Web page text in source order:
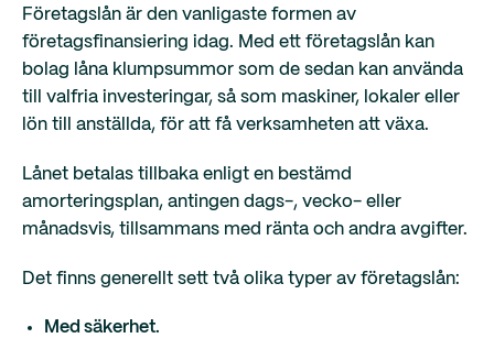
Företagslån är den vanligaste formen av
företagsfinansiering idag. Med ett företagslån kan
bolag låna klumpsummor som de sedan kan använda
till valfria investeringar, så som maskiner, lokaler eller
lön till anställda, för att få verksamheten att växa.
Lånet betalas tillbaka enligt en bestämd
amorteringsplan, antingen dags-, vecko- eller
månadsvis, tillsammans med ränta och andra avgifter.
Det finns generellt sett två olika typer av företagslån:
Med säkerhet.